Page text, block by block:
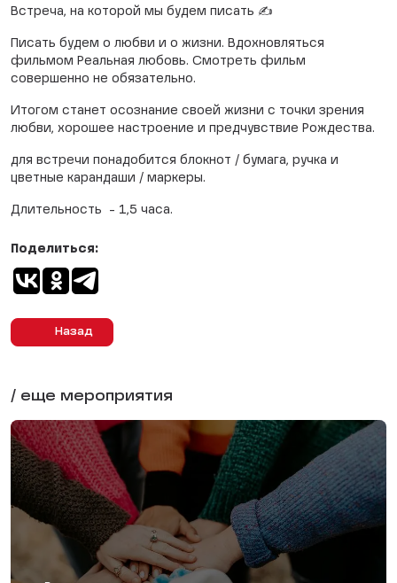
Встреча, на которой мы будем писать ✍️
Писать будем о любви и о жизни. Вдохновляться
фильмом Реальная любовь. Смотреть фильм
совершенно не обязательно.
Итогом станет осознание своей жизни с точки зрения
любви, хорошее настроение и предчувствие Рождества.
для встречи понадобится блокнот / бумага, ручка и
цветные карандаши / маркеры.
Длительность - 1,5 часа.
Назад
Поделиться:
/ еще мероприятия